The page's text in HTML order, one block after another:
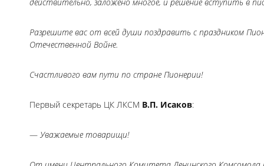
Разрешите вас от всей души поздравить с праздником
Отечественной Войне.
Счастливого вам пути по стране Пионерии!
Первый секретарь ЦК ЛКСМ В.П. Исаков:
—Уважаемые товарищи!